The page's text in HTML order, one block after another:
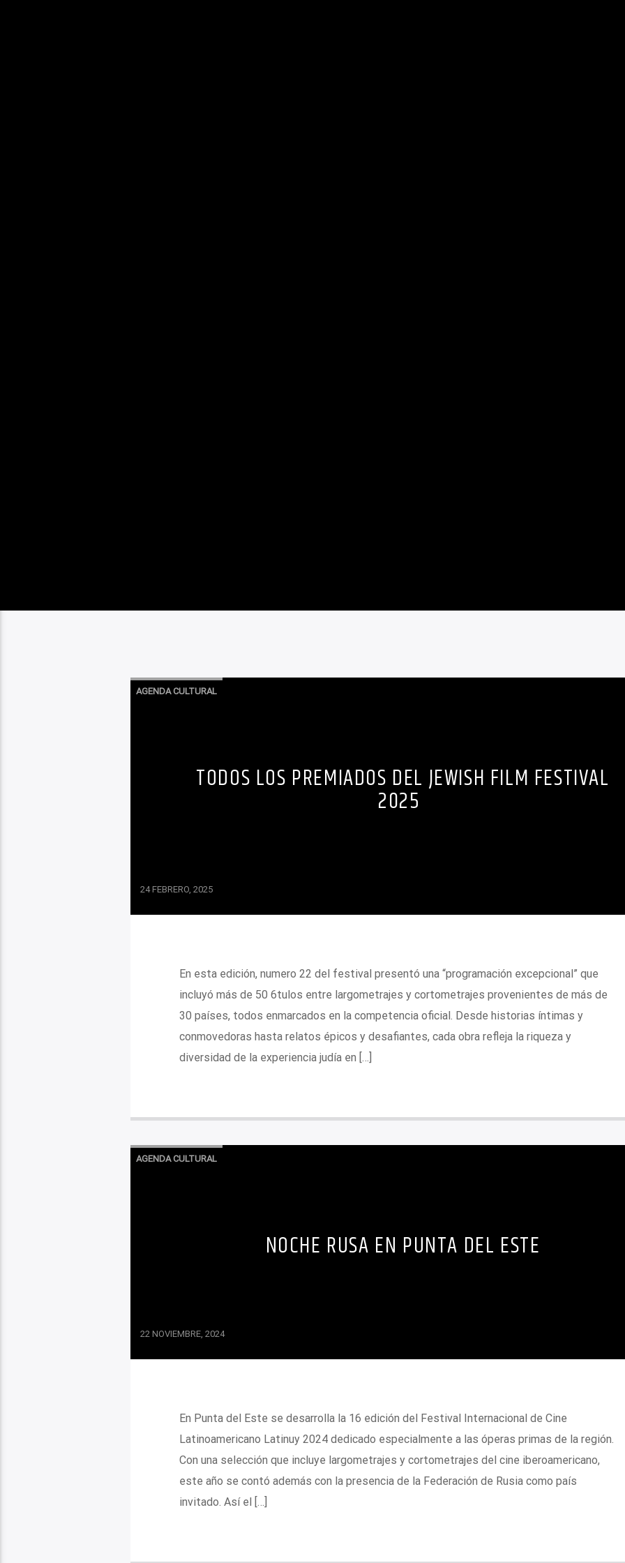
AGENDA CULTURAL
TODOS LOS PREMIADOS DEL JEWISH FILM FESTIVAL
2025
24 FEBRERO, 2025
En esta edición, numero 22 del festival presentó una “programación excepcional” que
incluyó más de 50 6tulos entre largometrajes y cortometrajes provenientes de más de
30 países, todos enmarcados en la competencia oficial. Desde historias íntimas y
conmovedoras hasta relatos épicos y desafiantes, cada obra refleja la riqueza y
diversidad de la experiencia judía en […]
AGENDA CULTURAL
NOCHE RUSA EN PUNTA DEL ESTE
22 NOVIEMBRE, 2024
En Punta del Este se desarrolla la 16 edición del Festival Internacional de Cine
Latinoamericano Latinuy 2024 dedicado especialmente a las óperas primas de la región.
Con una selección que incluye largometrajes y cortometrajes del cine iberoamericano,
este año se contó además con la presencia de la Federación de Rusia como país
invitado. Así el […]